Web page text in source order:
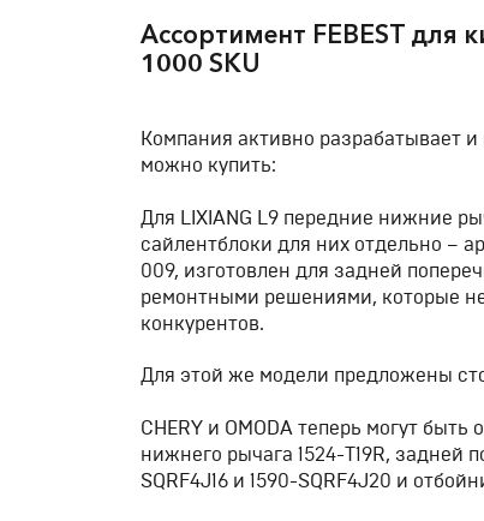
Ассортимент FEBEST для
1000 SKU
Компания активно разрабатывает
можно купить:
Для LIXIANG L9 передние нижние
сайлентблоки для них отдельно –
009, изготовлен для задней
ремонтными решениями, которые
конкурентов.
Для этой же модели предложены
CHERY и OMODA теперь могут
нижнего рычага 1524-T19R, задней
SQRF4J16 и 1590-SQRF4J20 и